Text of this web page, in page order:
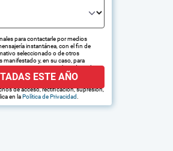
para contactarle por medios
instantánea, con el fin de
seleccionado o de otros
manifestado y, en su caso, para
Compartiremos su solicitud con las
, con el objeto de que estas
y servicios de acuerdo a su
de acceso, rectificación, supresión,
en laPolítica de Privacidad
ESTE AÑO